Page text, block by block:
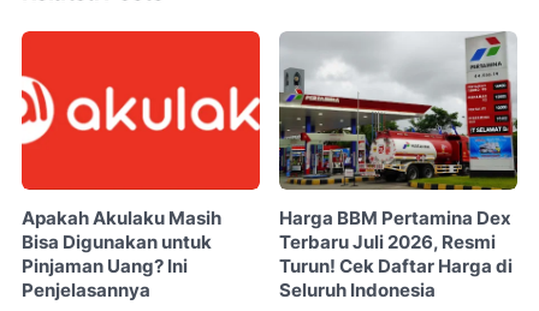
Apakah Akulaku Masih
Bisa Digunakan untuk
Pinjaman Uang? Ini
Penjelasannya
Harga BBM Pertamina Dex
Terbaru Juli 2026, Resmi
Turun! Cek Daftar Harga di
Seluruh Indonesia